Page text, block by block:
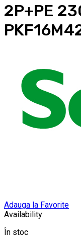
2P+PE
Adauga la Favorite
Availability:
În stoc